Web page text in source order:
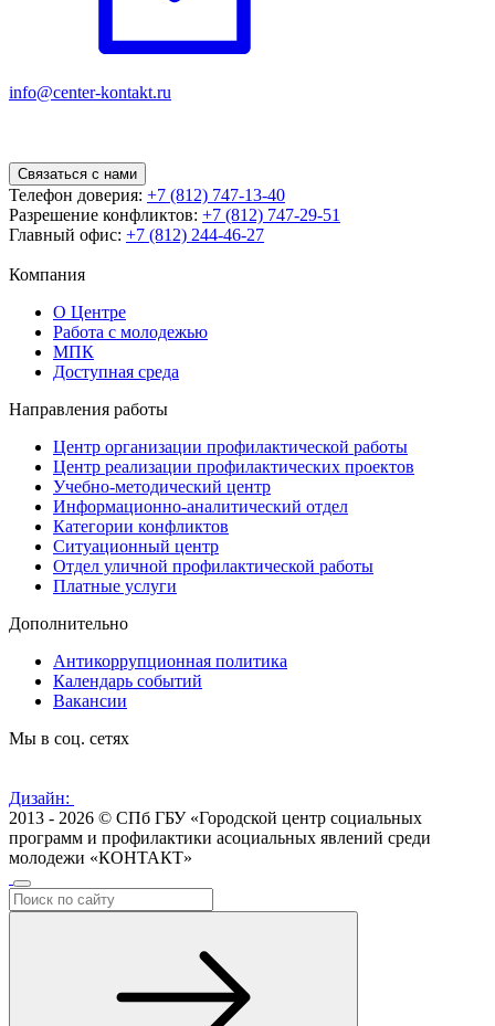
info@center-kontakt.ru
Связаться с нами
Телефон доверия: +7 (812) 747-13-40
Разрешение конфликтов: +7 (812) 747-29-51
Главный офис: +7 (812) 244-46-27
Компания
О Центре
Работа с молодежью
МПК
Доступная среда
Направления работы
Центр организации профилактической работы
Центр реализации профилактических проектов
Учебно-методический центр
Информационно-аналитический отдел
Категории конфликтов
Ситуационный центр
Отдел уличной профилактической работы
Платные услуги
Дополнительно
Антикоррупционная политика
Календарь событий
Вакансии
Мы в соц. сетях
Дизайн:
2013 - 2026 © СПб ГБУ «Городской центр социальных
программ и профилактики асоциальных явлений среди
молодежи «КОНТАКТ»